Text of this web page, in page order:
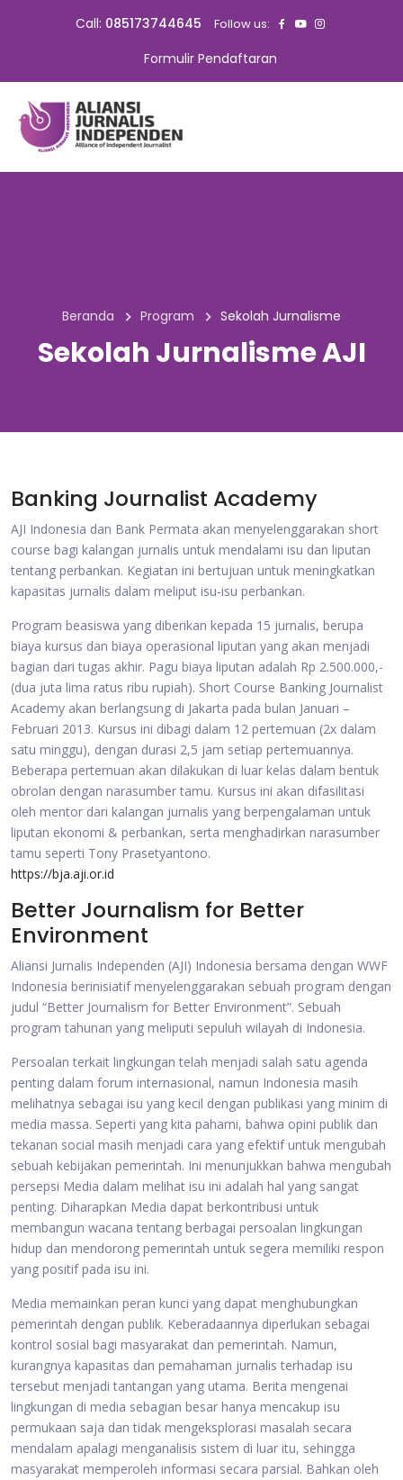
Call: 085173744645 Follow us:
Formulir Pendaftaran
Beranda Program Sekolah Jurnalisme
Sekolah Jurnalisme AJI
Banking Journalist Academy
AJI Indonesia dan Bank Permata akan menyelenggarakan short
course bagi kalangan jurnalis untuk mendalami isu dan liputan
tentang perbankan. Kegiatan ini bertujuan untuk meningkatkan
kapasitas jurnalis dalam meliput isu-isu perbankan.
Program beasiswa yang diberikan kepada 15 jurnalis, berupa
biaya kursus dan biaya operasional liputan yang akan menjadi
bagian dari tugas akhir. Pagu biaya liputan adalah Rp 2.500.000,-
(dua juta lima ratus ribu rupiah). Short Course Banking Journalist
Academy akan berlangsung di Jakarta pada bulan Januari –
Februari 2013. Kursus ini dibagi dalam 12 pertemuan (2x dalam
satu minggu), dengan durasi 2,5 jam setiap pertemuannya.
Beberapa pertemuan akan dilakukan di luar kelas dalam bentuk
obrolan dengan narasumber tamu. Kursus ini akan difasilitasi
oleh mentor dari kalangan jurnalis yang berpengalaman untuk
liputan ekonomi & perbankan, serta menghadirkan narasumber
tamu seperti Tony Prasetyantono.
https://bja.aji.or.id
Better Journalism for Better
Environment
Aliansi Jurnalis Independen (AJI) Indonesia bersama dengan WWF
Indonesia berinisiatif menyelenggarakan sebuah program dengan
judul “Better Journalism for Better Environment”. Sebuah
program tahunan yang meliputi sepuluh wilayah di Indonesia.
Persoalan terkait lingkungan telah menjadi salah satu agenda
penting dalam forum internasional, namun Indonesia masih
melihatnya sebagai isu yang kecil dengan publikasi yang minim di
media massa. Seperti yang kita pahami, bahwa opini publik dan
tekanan social masih menjadi cara yang efektif untuk mengubah
sebuah kebijakan pemerintah. Ini menunjukkan bahwa mengubah
persepsi Media dalam melihat isu ini adalah hal yang sangat
penting. Diharapkan Media dapat berkontribusi untuk
membangun wacana tentang berbagai persoalan lingkungan
hidup dan mendorong pemerintah untuk segera memiliki respon
yang positif pada isu ini.
Media memainkan peran kunci yang dapat menghubungkan
pemerintah dengan publik. Keberadaannya diperlukan sebagai
kontrol sosial bagi masyarakat dan pemerintah. Namun,
kurangnya kapasitas dan pemahaman jurnalis terhadap isu
tersebut menjadi tantangan yang utama. Berita mengenai
lingkungan di media sebagian besar hanya mencakup isu
permukaan saja dan tidak mengeksplorasi masalah secara
mendalam apalagi menganalisis sistem di luar itu, sehingga
masyarakat memperoleh informasi secara parsial. Bahkan oleh